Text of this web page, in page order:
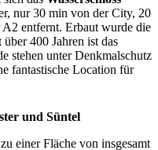
nur 30 min von der City, 20
entfernt. Erbaut wurde die
400 Jahren ist das
stehen unter Denkmalschutz
fantastische Location für
und Süntel
einer Fläche von insgesamt